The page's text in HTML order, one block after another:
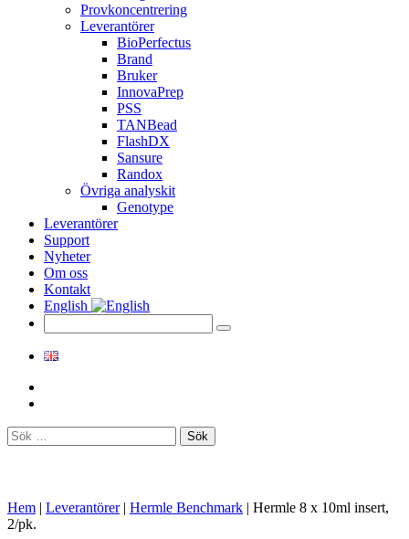
Provkoncentrering
Leverantörer
BioPerfectus
Brand
Bruker
InnovaPrep
PSS
TANBead
FlashDX
Sansure
Randox
Övriga analyskit
Genotype
Leverantörer
Support
Nyheter
Om oss
Kontakt
English
Sök
efter:
Hem | Leverantörer | Hermle Benchmark | Hermle 8 x 10ml insert,
2/pk.